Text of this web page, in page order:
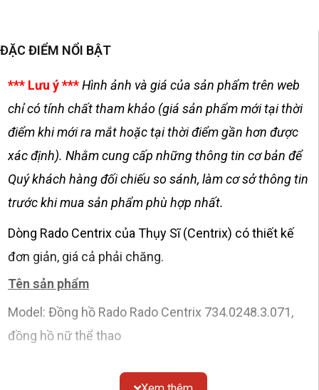
ĐẶC ĐIỂM NỔI BẬT
*** Lưu ý ***Hình ảnh và giá của sản phẩm trên web
chỉ có tính chất tham khảo (giá sản phẩm mới tại thời
điểm khi mới ra mắt hoặc tại thời điểm gần hơn được
xác định). Nhằm cung cấp những thông tin cơ bản để
Quý khách hàng đối chiếu so sánh, làm cơ sở thông tin
trước khi mua sản phẩm phù hợp nhất.
Dòng Rado Centrix của Thụy Sĩ (Centrix) có thiết kế
đơn giản, giá cả phải chăng.
Tên sản phẩm
Model: Đồng hồ Rado Rado Centrix 734.0248.3.071,
đồng hồ nữ thể thao